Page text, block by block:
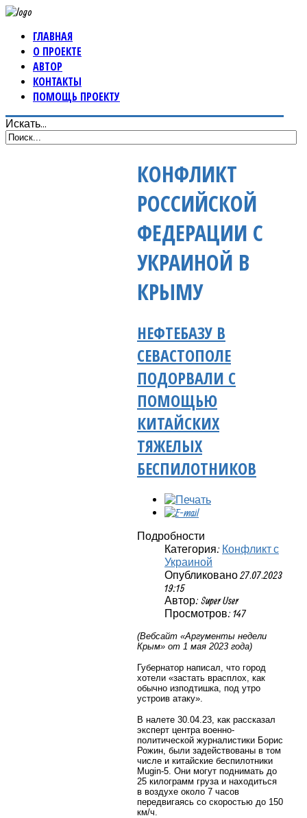
ГЛАВНАЯ
О ПРОЕКТЕ
АВТОР
КОНТАКТЫ
ПОМОЩЬ ПРОЕКТУ
Искать...
КОНФЛИКТ
РОССИЙСКОЙ
ФЕДЕРАЦИИ С
УКРАИНОЙ В
КРЫМУ
НЕФТЕБАЗУ В
СЕВАСТОПОЛЕ
ПОДОРВАЛИ С
ПОМОЩЬЮ
КИТАЙСКИХ
ТЯЖЕЛЫХ
БЕСПИЛОТНИКОВ
Подробности
Категория: Конфликт с
Украиной
Опубликовано 27.07.2023
19:15
Автор: Super User
Просмотров: 147
(Вебсайт «Аргументы недели
Крым» от 1 мая 2023 года)
Губернатор написал, что город
хотели «застать врасплох, как
обычно изподтишка, под утро
устроив атаку».
В налете 30.04.23, как рассказал
эксперт центра военно-
политической журналистики Борис
Рожин, были задействованы в том
числе и китайские беспилотники
Mugin-5. Они могут поднимать до
25 килограмм груза и находиться
в воздухе около 7 часов
передвигаясь со скоростью до 150
км/ч.